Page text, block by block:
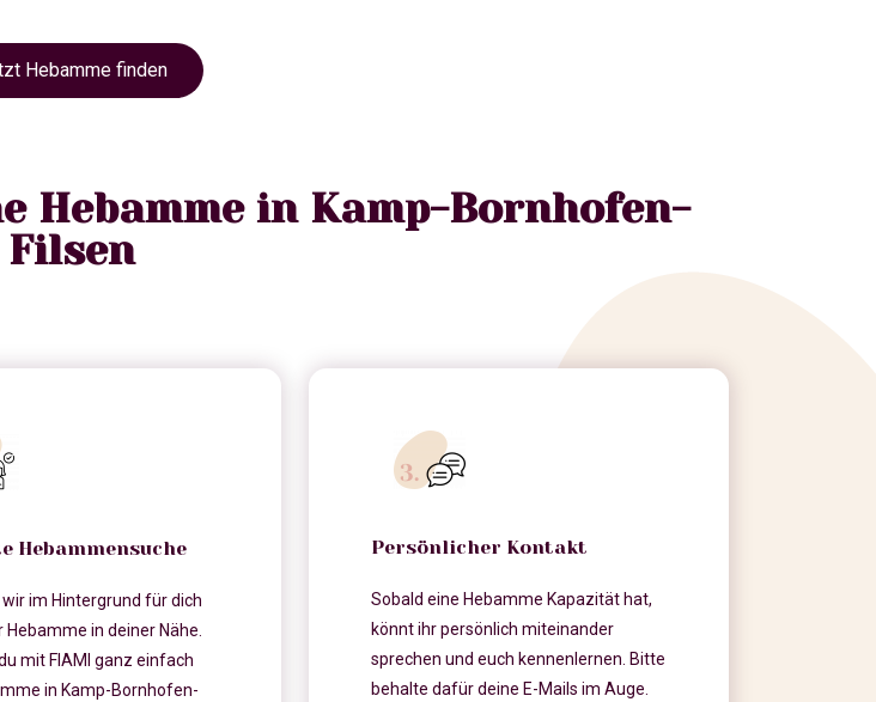
Hebamme finden
Hebamme in Kamp-Bornhofen-
Filsen
Hebammensuche
wir im Hintergrund für dich
Hebamme in deiner Nähe.
mit FIAMI ganz einfach
in Kamp-Bornhofen-
Persönlicher Kontakt
Sobald eine Hebamme Kapazität hat,
könnt ihr persönlich miteinander
sprechen und euch kennenlernen. Bitte
behalte dafür deine E-Mails im Auge.